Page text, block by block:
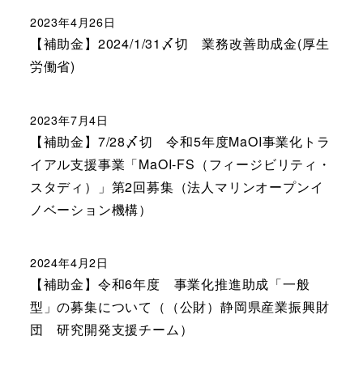
【補助金】2024/1/31〆切 業務改善助成金(厚生
労働省)
2023年4月26日
【補助金】7/28〆切 令和5年度MaOI事業化トラ
イアル支援事業「MaOI-FS（フィージビリティ・
スタディ）」第2回募集（法人マリンオープンイ
ノベーション機構）
2023年7月4日
【補助金】令和6年度 事業化推進助成「一般
型」の募集について（（公財）静岡県産業振興財
団 研究開発支援チーム）
2024年4月2日